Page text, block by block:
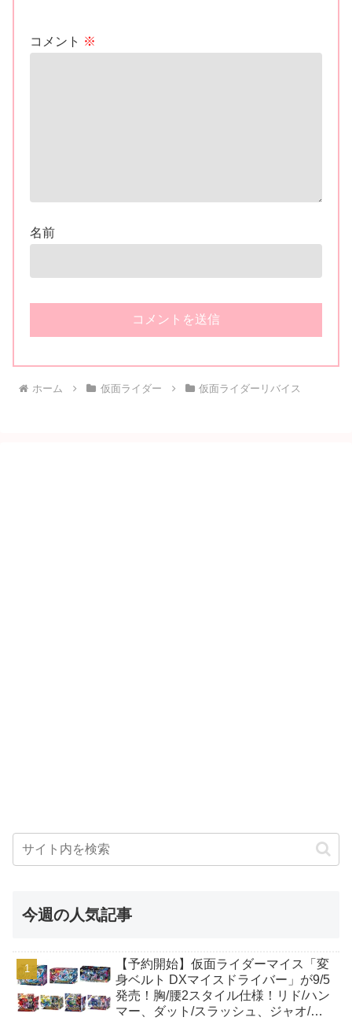
コメント ※
名前
ホーム 仮面ライダー 仮面ライダーリバイス
今週の人気記事
【予約開始】仮面ライダーマイス「変
身ベルト DXマイスドライバー」が9/5
発売！胸/腰2スタイル仕様！リド/ハン
マー、ダット/スラッシュ、ジャオ/バ